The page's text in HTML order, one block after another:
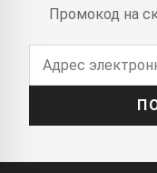
Промокод на